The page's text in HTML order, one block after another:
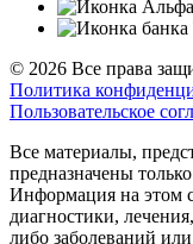
© 2026 Все права
Политика
Пользовательское
Все материалы,
предназначены
Информация на этом
диагностики,
либо заболеваний